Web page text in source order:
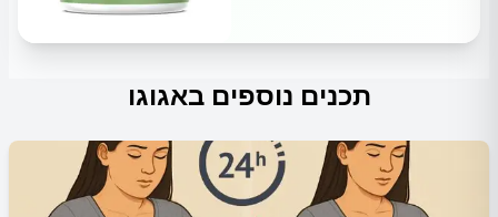
תכנים נוספים באגוגו